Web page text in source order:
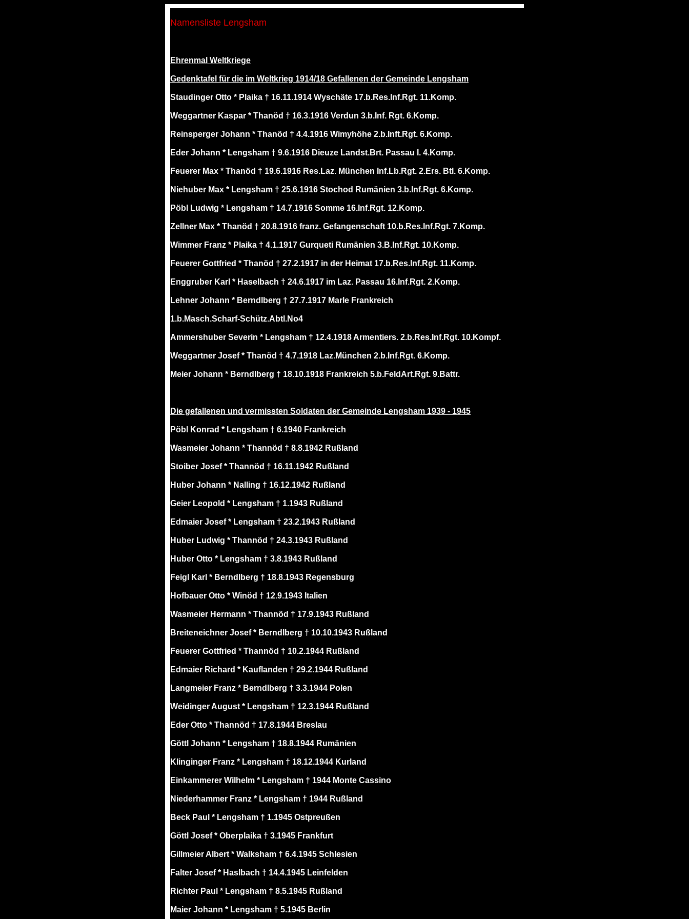
Namensliste Lengsham
Ehrenmal Weltkriege
Gedenktafel für die im Weltkrieg 1914/18 Gefallenen der Gemeinde Lengsham
Staudinger Otto * Plaika † 16.11.1914 Wyschäte 17.b.Res.Inf.Rgt. 11.Komp.
Weggartner Kaspar * Thanöd † 16.3.1916 Verdun 3.b.Inf. Rgt. 6.Komp.
Reinsperger Johann * Thanöd † 4.4.1916 Wimyhöhe 2.b.Inft.Rgt. 6.Komp.
Eder Johann * Lengsham † 9.6.1916 Dieuze Landst.Brt. Passau I. 4.Komp.
Feuerer Max * Thanöd † 19.6.1916 Res.Laz. München Inf.Lb.Rgt. 2.Ers. Btl. 6.Komp.
Niehuber Max * Lengsham † 25.6.1916 Stochod Rumänien 3.b.Inf.Rgt. 6.Komp.
Pöbl Ludwig * Lengsham † 14.7.1916 Somme 16.Inf.Rgt. 12.Komp.
Zellner Max * Thanöd † 20.8.1916 franz. Gefangenschaft 10.b.Res.Inf.Rgt. 7.Komp.
Wimmer Franz * Plaika † 4.1.1917 Gurqueti Rumänien 3.B.Inf.Rgt. 10.Komp.
Feuerer Gottfried * Thanöd † 27.2.1917 in der Heimat 17.b.Res.Inf.Rgt. 11.Komp.
Enggruber Karl * Haselbach † 24.6.1917 im Laz. Passau 16.Inf.Rgt. 2.Komp.
Lehner Johann * Berndlberg † 27.7.1917 Marle Frankreich
1.b.Masch.Scharf-Schütz.Abtl.No4
Ammershuber Severin * Lengsham † 12.4.1918 Armentiers. 2.b.Res.Inf.Rgt. 10.Kompf.
Weggartner Josef * Thanöd † 4.7.1918 Laz.München 2.b.Inf.Rgt. 6.Komp.
Meier Johann * Berndlberg † 18.10.1918 Frankreich 5.b.FeldArt.Rgt. 9.Battr.
Die gefallenen und vermissten Soldaten der Gemeinde Lengsham 1939 - 1945
Pöbl Konrad * Lengsham † 6.1940 Frankreich
Wasmeier Johann * Thannöd † 8.8.1942 Rußland
Stoiber Josef * Thannöd † 16.11.1942 Rußland
Huber Johann * Nalling † 16.12.1942 Rußland
Geier Leopold * Lengsham † 1.1943 Rußland
Edmaier Josef * Lengsham † 23.2.1943 Rußland
Huber Ludwig * Thannöd † 24.3.1943 Rußland
Huber Otto * Lengsham † 3.8.1943 Rußland
Feigl Karl * Berndlberg † 18.8.1943 Regensburg
Hofbauer Otto * Winöd † 12.9.1943 Italien
Wasmeier Hermann * Thannöd † 17.9.1943 Rußland
Breiteneichner Josef * Berndlberg † 10.10.1943 Rußland
Feuerer Gottfried * Thannöd † 10.2.1944 Rußland
Edmaier Richard * Kauflanden † 29.2.1944 Rußland
Langmeier Franz * Berndlberg † 3.3.1944 Polen
Weidinger August * Lengsham † 12.3.1944 Rußland
Eder Otto * Thannöd † 17.8.1944 Breslau
Göttl Johann * Lengsham † 18.8.1944 Rumänien
Klinginger Franz * Lengsham † 18.12.1944 Kurland
Einkammerer Wilhelm * Lengsham † 1944 Monte Cassino
Niederhammer Franz * Lengsham † 1944 Rußland
Beck Paul * Lengsham † 1.1945 Ostpreußen
Göttl Josef * Oberplaika † 3.1945 Frankfurt
Gillmeier Albert * Walksham † 6.4.1945 Schlesien
Falter Josef * Haslbach † 14.4.1945 Leinfelden
Richter Paul * Lengsham † 8.5.1945 Rußland
Maier Johann * Lengsham † 5.1945 Berlin